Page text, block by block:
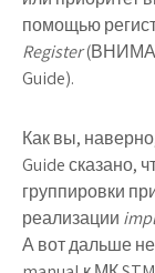
помощью
Register
Guide).
Как вы,
Guide сказано,
группировки
реализации
А вот дальше